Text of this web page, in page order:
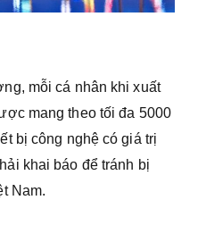
mỗi cá nhân khi xuất
mang theo tối đa 5000
bị công nghệ có giá trị
khai báo để tránh bị
Nam.